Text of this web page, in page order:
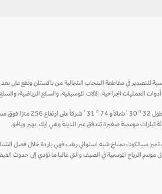
العمليات الجراحية، الآلات الموسيقية، والسلع الرياضية،
تقع سيالكوت
تيارات موسمية صغيرة تتدفق عبر المدينة وهي ايك، بهير وبالخو.
الرياح الموسمية في الصيف والتي غالبا ما تؤدي إلى حدوث